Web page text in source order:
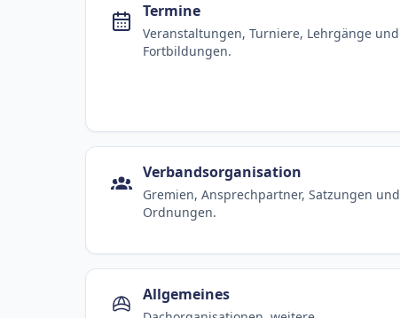
Termine
Veranstaltungen, Turniere, Lehrgänge und
Fortbildungen.
Verbandsorganisation
Gremien, Ansprechpartner, Satzungen und
Ordnungen.
Allgemeines